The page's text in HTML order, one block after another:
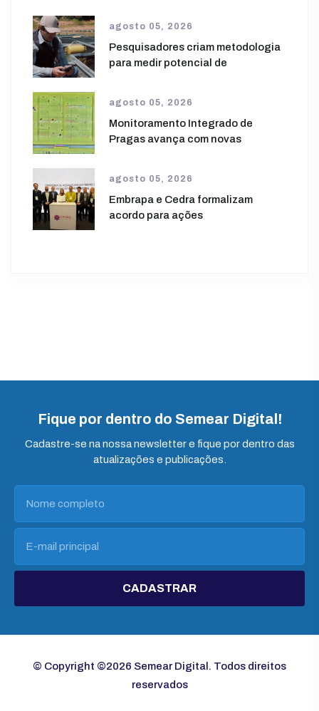
agosto 05, 2026
Pesquisadores criam metodologia
para medir potencial de
agosto 05, 2026
Monitoramento Integrado de
Pragas avança com novas
agosto 05, 2026
Embrapa e Cedra formalizam
acordo para ações
Fique por dentro do Semear Digital!
Cadastre-se na nossa newsletter e fique por dentro das
atualizações e publicações.
CADASTRAR
© Copyright ©2026 Semear Digital. Todos direitos
reservados